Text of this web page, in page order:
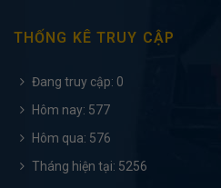
THỐNG KÊ TRUY CẬP
Đang truy cập: 0
Hôm nay: 577
Hôm qua: 576
Tháng hiện tại: 5256